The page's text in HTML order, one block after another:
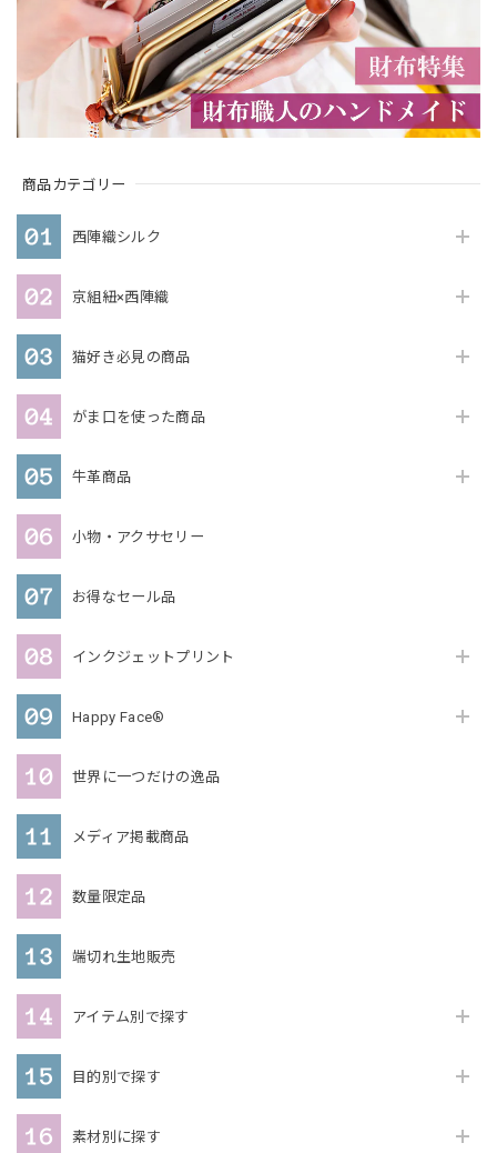
商品カテゴリー
西陣織シルク
京組紐×西陣織
猫好き必見の商品
がま口を使った商品
牛革商品
小物・アクサセリー
お得なセール品
インクジェットプリント
Happy Face®
世界に一つだけの逸品
メディア掲載商品
数量限定品
端切れ生地販売
アイテム別で探す
目的別で探す
素材別に探す